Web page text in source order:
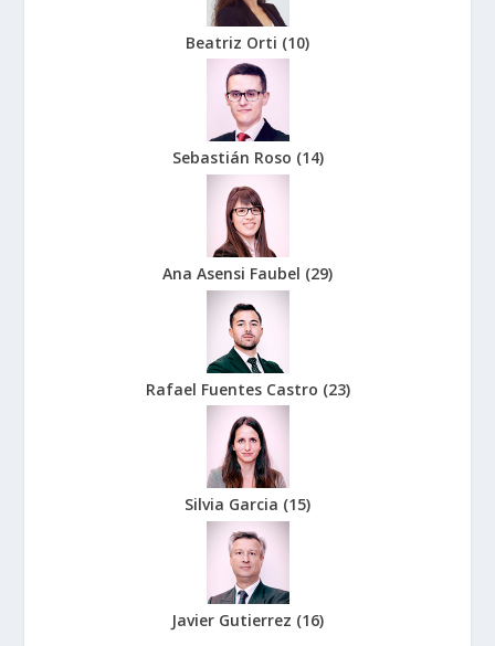
Beatriz Orti (10)
Sebastián Roso (14)
Ana Asensi Faubel (29)
Rafael Fuentes Castro (23)
Silvia Garcia (15)
Javier Gutierrez (16)